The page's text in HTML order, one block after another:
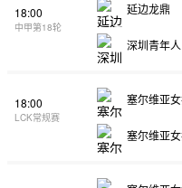
18:00
中甲第18轮
延边龙鼎
深圳青年人
18:00
LCK常规赛
塞尔维亚
塞尔维亚